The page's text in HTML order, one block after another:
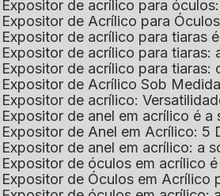
Expositor de acrílico para
Expositor de Acrílico para
Expositor de acrílico para tiaras
Expositor de acrílico para
Expositor de acrílico para
Expositor de Acrílico Sob
Expositor de acrílico:
Expositor de anel em acrílico é
Expositor de Anel em Acrílico: 5
Expositor de anel em acrílico: a
Expositor de óculos em acrílico
Expositor de Óculos em